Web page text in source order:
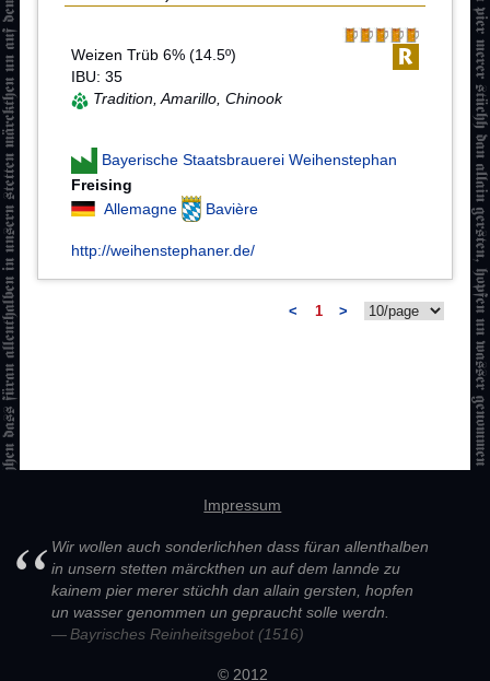
Weizen Trüb 6% (14.5º)
IBU: 35
Tradition, Amarillo, Chinook
Bayerische Staatsbrauerei Weihenstephan
Freising
Allemagne
Bavière
http://weihenstephaner.de/
< 1 >
Impressum
Wir wollen auch sonderlichhen dass füran allenthalben
in unsern stetten märckthen un auf dem lannde zu
kainem pier merer stüchh dan allain gersten, hopfen
un wasser genommen un gepraucht solle werdn.
Bayrisches Reinheitsgebot (1516)
© 2012